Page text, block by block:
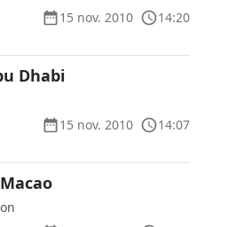
15 nov. 2010
14:20
Dhabi
15 nov. 2010
14:07